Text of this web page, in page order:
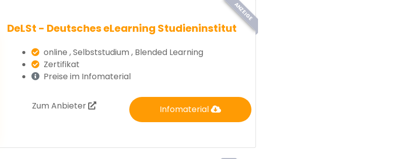
ANZEIGE
DeLSt - Deutsches eLearning Studieninstitut
online , Selbststudium , Blended Learning
Zertifikat
Preise im Infomaterial
Zum Anbieter Infomaterial